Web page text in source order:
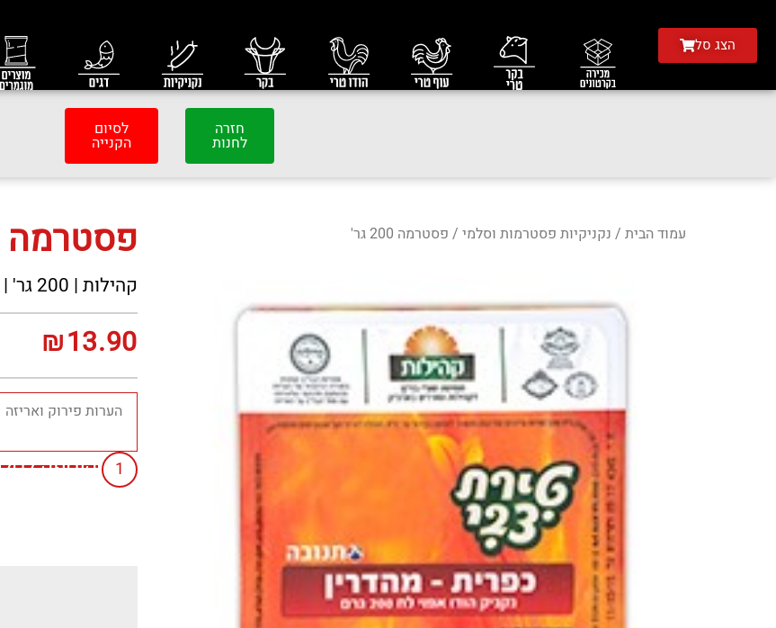
הצג סל
חזרה
לחנות
לסיום
הקנייה
עמוד הבית / נקניקיות פסטרמות וסלמי / פסטרמה 200 גר' פסטרמה 200 גר'
קהילות | 200 גר' | מחיר ליחי'
₪13.90
הוספה לסל